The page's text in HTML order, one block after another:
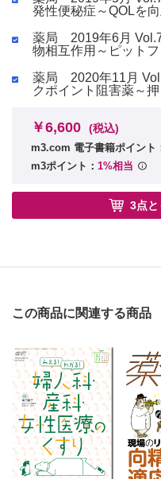
発性便秘症～QOLを
薬局 2019年6月
物相互作用～ピット
薬局 2020年11月
クポイント阻害薬～
￥6,600 (税込)
m3.com 電子書籍ポイント
m3ポイント： 1%相当
3点と
この商品に関連する商品